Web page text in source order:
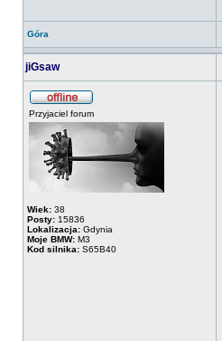
Góra
jiGsaw
Przyjaciel forum
Wiek: 38
Posty: 15836
Lokalizacja: Gdynia
Moje BMW: M3
Kod silnika: S65B40